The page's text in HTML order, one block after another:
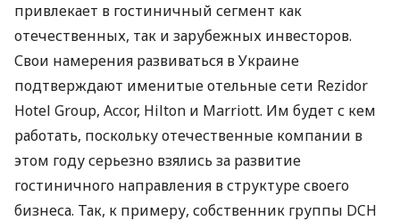
привлекает в гостиничный сегмент как
отечественных, так и зарубежных инвесторов.
Свои намерения развиваться в Украине
подтверждают именитые отельные сети Rezidor
Hotel Group, Accor, Hilton и Marriott. Им будет с кем
работать, поскольку отечественные компании в
этом году серьезно взялись за развитие
гостиничного направления в структуре своего
бизнеса. Так, к примеру, собственник группы DCH